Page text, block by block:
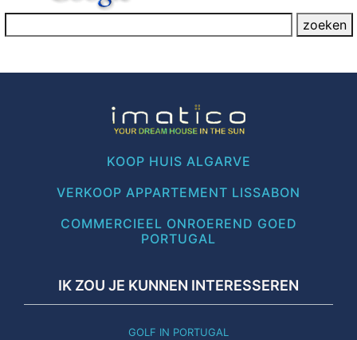
KOOP HUIS ALGARVE
VERKOOP APPARTEMENT LISSABON
COMMERCIEEL ONROEREND GOED
PORTUGAL
IK ZOU JE KUNNEN INTERESSEREN
GOLF IN PORTUGAL